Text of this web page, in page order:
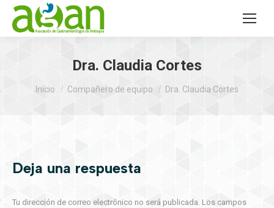
Dra. Claudia Cortes
Estás aquí:
Inicio Compañero de equipo Dra. Claudia Cortes
Deja una respuesta
Tu dirección de correo electrónico no será publicada. Los campos